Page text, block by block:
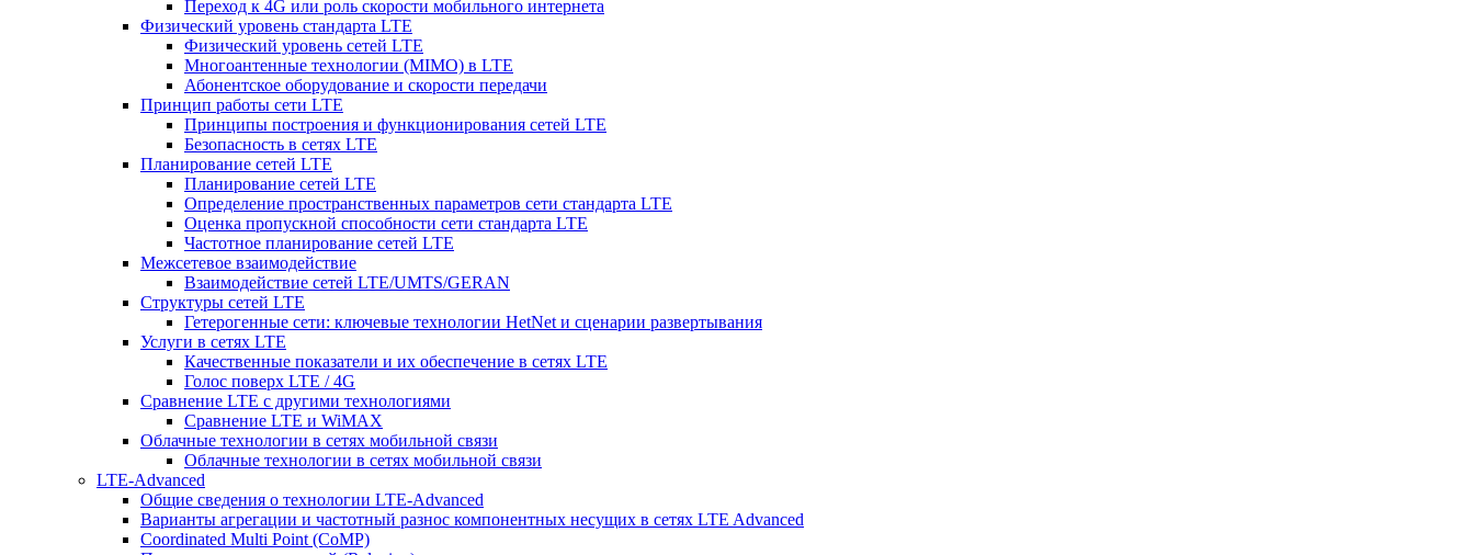
Переход к 4G или роль скорости мобильного интернета
Физический уровень стандарта LTE
Физический уровень сетей LTE
Многоантенные технологии (MIMO) в LTE
Абонентское оборудование и скорости передачи
Принцип работы сети LTE
Принципы построения и функционирования сетей LTE
Безопасность в сетях LTE
Планирование сетей LTE
Планирование сетей LTE
Определение пространственных параметров сети стандарта LTE
Оценка пропускной способности сети стандарта LTE
Частотное планирование сетей LTE
Межсетевое взаимодействие
Взаимодействие сетей LTE/UMTS/GERAN
Структуры сетей LTE
Гетерогенные сети: ключевые технологии HetNet и сценарии развертывания
Услуги в сетях LTE
Качественные показатели и их обеспечение в сетях LTE
Голос поверх LTE / 4G
Сравнение LTE с другими технологиями
Сравнение LTE и WiMAX
Облачные технологии в сетях мобильной связи
Облачные технологии в сетях мобильной связи
LTE-Advanced
Общие сведения о технологии LTE-Advanced
Варианты агрегации и частотный разнос компонентных несущих в сетях LTE Advanced
Coordinated Multi Point (CoMP)